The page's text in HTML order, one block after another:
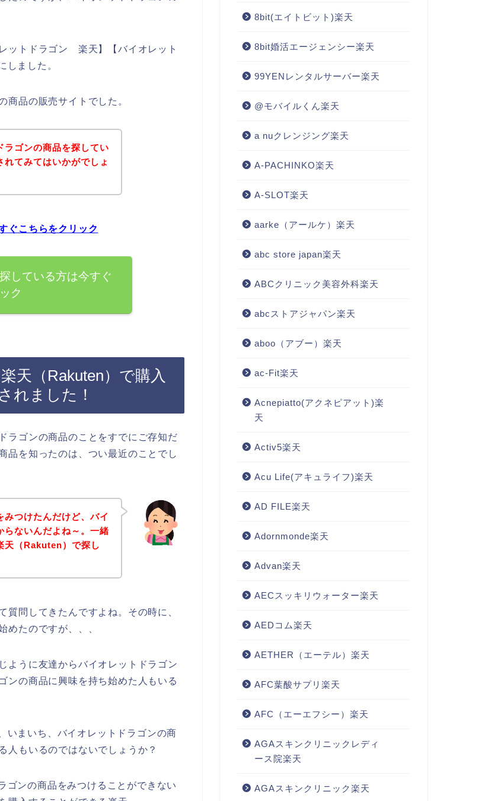
ットドラゴン 楽天】【バイオレット
ました。
商品の販売サイトでした。
ラゴンの商品を探してい
てみてはいかがでしょ
ぐこちらをクリック
している方は今すぐ
ク
天（Rakuten）で購入
れました！
ラゴンの商品のことをすでにご存知だ
品を知ったのは、つい最近のことでし
つけたんだけど、バイ
らないんだよね～。一緒
天（Rakuten）で探し
質問してきたんですよね。その時に、
めたのですが、、、
ように友達からバイオレットドラゴン
ンの商品に興味を持ち始めた人もいる
いまいち、バイオレットドラゴンの商
人もいるのではないでしょうか？
ゴンの商品をみつけることができない
8bit(エイトビット)楽天
8bit婚活エージェンシー楽天
99YENレンタルサーバー楽天
@モバイルくん楽天
a nuクレンジング楽天
A-PACHINKO楽天
A-SLOT楽天
aarke（アールケ）楽天
abc store japan楽天
ABCクリニック美容外科楽天
abcストアジャパン楽天
aboo（アブー）楽天
ac-Fit楽天
Acnepiatto(アクネピアット)楽
天
Activ5楽天
Acu Life(アキュライフ)楽天
AD FILE楽天
Adornmonde楽天
Advan楽天
AECスッキリウォーター楽天
AEDコム楽天
AETHER（エーテル）楽天
AFC葉酸サプリ楽天
AFC（エーエフシー）楽天
AGAスキンクリニックレディ
ース院楽天
AGAスキンクリニック楽天